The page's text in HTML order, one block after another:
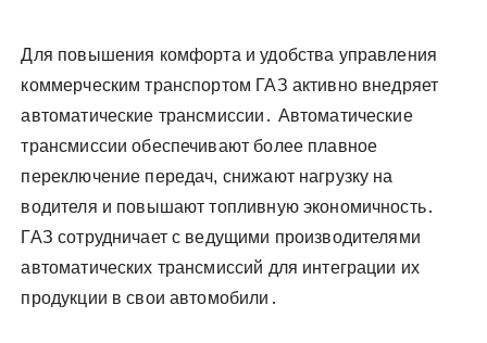
Для повышения комфорта и удобства управления
коммерческим транспортом ГАЗ активно внедряет
автоматические трансмиссии․ Автоматические
трансмиссии обеспечивают более плавное
переключение передач, снижают нагрузку на
водителя и повышают топливную экономичность․
ГАЗ сотрудничает с ведущими производителями
автоматических трансмиссий для интеграции их
продукции в свои автомобили․